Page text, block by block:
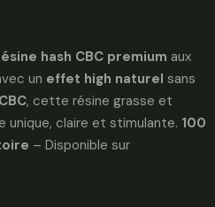
hash CBC premium aux
un effet high naturel sans
, cette résine grasse et
unique, claire et stimulante. 100
– Disponible sur